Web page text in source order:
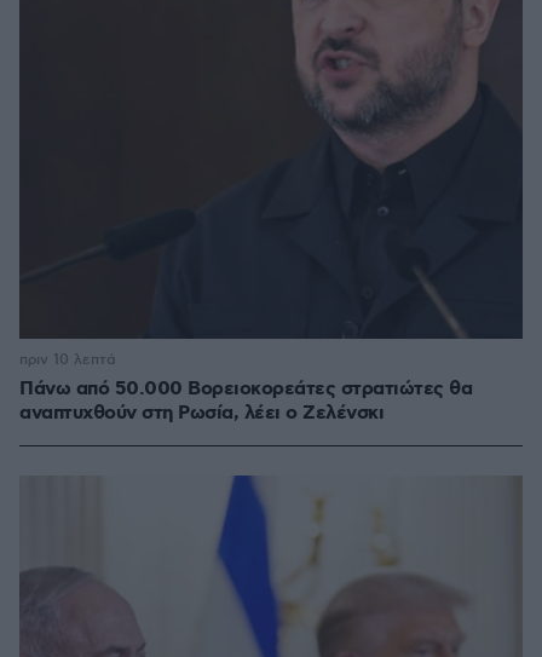
Πάνω από 50.000 Βορειοκορεάτες στρατιώτες θα
αναπτυχθούν στη Ρωσία, λέει ο Ζελένσκι
πριν 10 λεπτά